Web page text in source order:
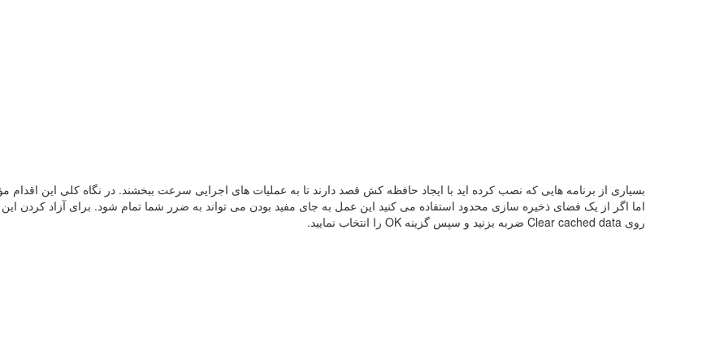
بسیاری از برنامه هایی که نصب کرده اید با ایجاد حافظه کش قصد دارند تا به عملیات های اجرایی سرعت ببخشند. در نگاه کلی این اقدام
اما اگر از یک فضای ذخیره سازی محدود استفاده می کنید این عمل به جای مفید بودن می تواند به ضرر شما تمام شود. برای آزاد کردن
روی Clear cached data ضربه بزنید و سپس گزینه OK را انتخاب نمایید.